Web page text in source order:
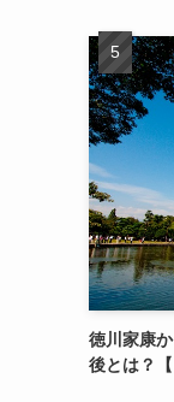
徳川家康
後とは？